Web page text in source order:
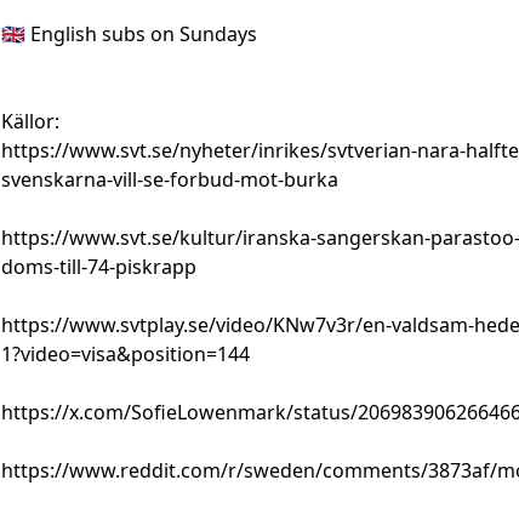
🇬🇧 English subs on Sundays
Källor:
https://www.svt.se/nyheter/inrikes/svtverian-nara-
svenskarna-vill-se-forbud-mot-burka
https://www.svt.se/kultur/iranska-sangerskan-
doms-till-74-piskrapp
https://www.svtplay.se/video/KNw7v3r/en-valdsam-
1?video=visa&position=144
https://x.com/SofieLowenmark/status/
https://www.reddit.com/r/sweden/comments/3873af/